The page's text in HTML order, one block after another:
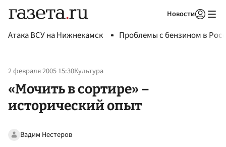
Новости
Атака ВСУ на Нижнекамск Проблемы с бензином в
2 февраля 2005 15:30Культура
«Мочить в сортире» –
исторический опыт
Вадим Нестеров